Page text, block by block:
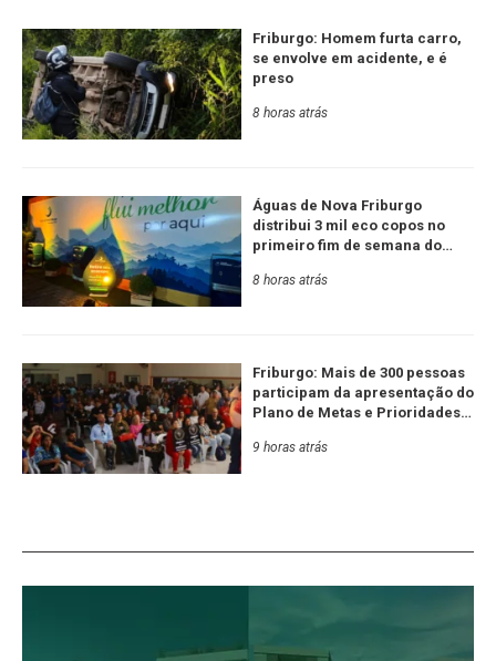
Friburgo: Homem furta carro,
se envolve em acidente, e é
preso
8 horas atrás
Águas de Nova Friburgo
distribui 3 mil eco copos no
primeiro fim de semana do
8 horas atrás
Friburgo: Mais de 300 pessoas
participam da apresentação do
Plano de Metas e Prioridades
9 horas atrás